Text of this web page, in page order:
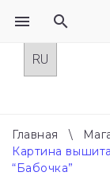
Главная \
Картина
“Бабочка”